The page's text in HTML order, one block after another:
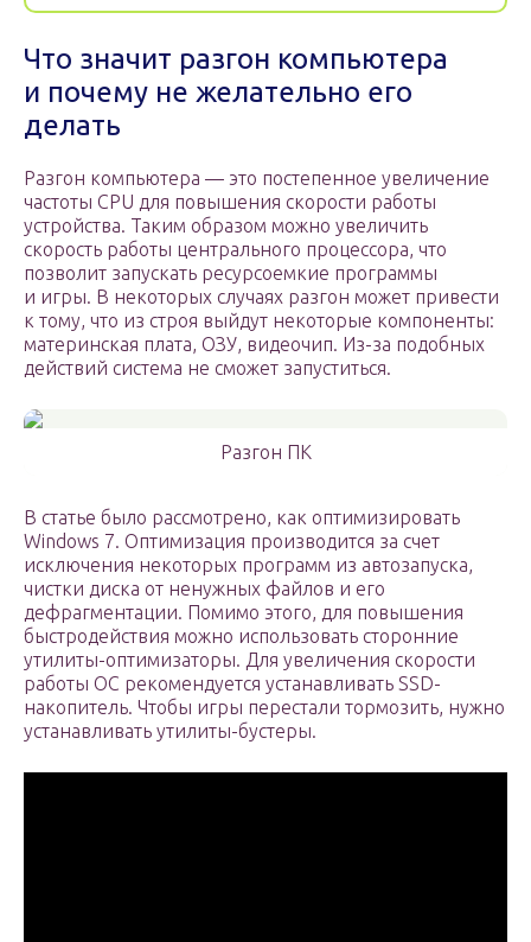
Что значит разгон компьютера
и почему не желательно его
делать
Разгон компьютера — это постепенное увеличение
частоты CPU для повышения скорости работы
устройства. Таким образом можно увеличить
скорость работы центрального процессора, что
позволит запускать ресурсоемкие программы
и игры. В некоторых случаях разгон может привести
к тому, что из строя выйдут некоторые компоненты:
материнская плата, ОЗУ, видеочип. Из-за подобных
действий система не сможет запуститься.
Разгон ПК
В статье было рассмотрено, как оптимизировать
Windows 7. Оптимизация производится за счет
исключения некоторых программ из автозапуска,
чистки диска от ненужных файлов и его
дефрагментации. Помимо этого, для повышения
быстродействия можно использовать сторонние
утилиты-оптимизаторы. Для увеличения скорости
работы ОС рекомендуется устанавливать SSD-
накопитель. Чтобы игры перестали тормозить, нужно
устанавливать утилиты-бустеры.